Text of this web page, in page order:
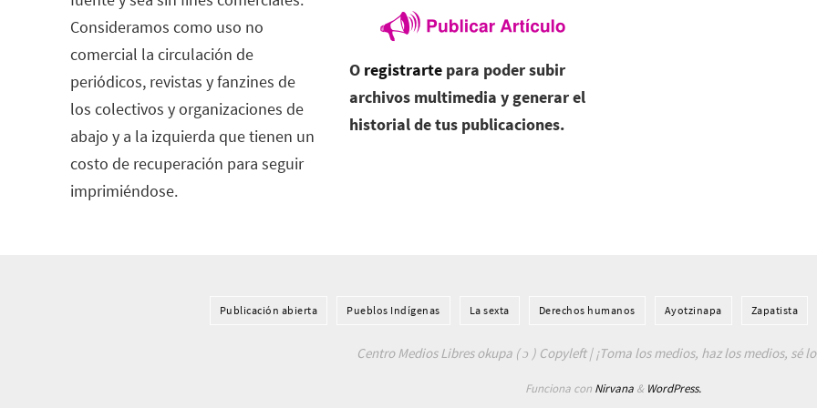
Consideramos como uso no
comercial la circulación de
periódicos, revistas y fanzines de
los colectivos y organizaciones de
abajo y a la izquierda que tienen un
costo de recuperación para seguir
imprimiéndose.
O registrarte para poder subir
archivos multimedia y generar el
historial de tus publicaciones.
Publicación abierta Pueblos Indí­genas La sexta Derechos humanos Ayotzinapa Zapatista
Centro Medios Libres okupa ( ɔ ) Copyleft | ¡Toma los medios, haz los medios, sé
Funciona con Nirvana& WordPress.